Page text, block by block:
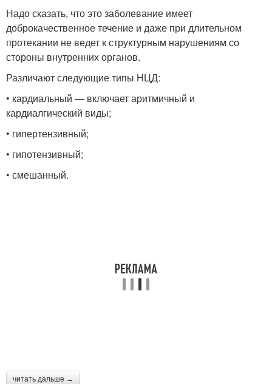
Надо сказать, что это заболевание имеет
доброкачественное течение и даже при длительном
протекании не ведет к структурным нарушениям со
стороны внутренних органов.
Различают следующие типы НЦД:
• кардиальный — включает аритмичный и
кардиалгический виды;
• гипертензивный;
• гипотензивный;
• смешанный.
читать дальше →